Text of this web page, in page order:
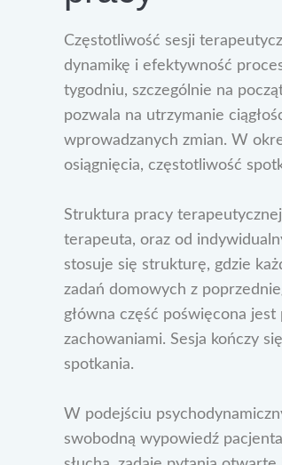
Częstotliwość sesji
dynamikę i efektywność
tygodniu, szczególnie na
pozwala na utrzymanie
wprowadzanych zmian. W
osiągnięcia, częstotliwość
Struktura pracy
terapeuta, oraz od
stosuje się strukturę, gdzie
zadań domowych z
główna część poświęcona
zachowaniami. Sesja kończy
spotkania.
W podejściu
swobodną wypowiedź